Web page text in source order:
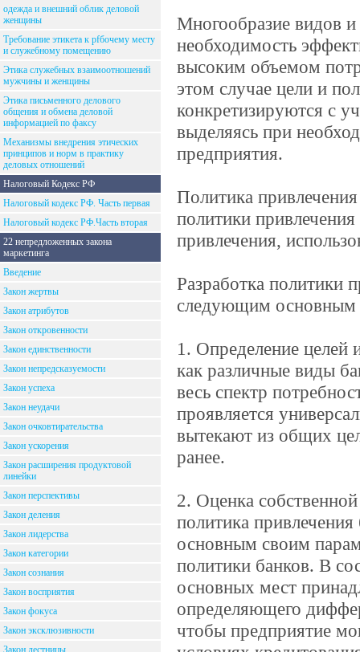
одежда и внешний облик деловой
женщины
Требование этикета к рfбочему месту
и служебному помещению
Этика служебных взаимоотношений
мужчины и женщины
Этика письменного делового
общения и обмена деловой
информацией по факсу
Механизмы внедрения этических
принципов и норм в практику
деловых отношений
Налоговый Кодекс РФ
Налоговый кодекс РФ. Часть первая
Налоговый кодекс РФ.Часть вторая
22 непредложенных закона
маркетинга
Введение
Закон жертвы
Закон атрибутов
Закон откровенности
Закон единственности
Закон непредсказуемости
Закон успеха
Закон неудачи
Закон очковтирательства
Закон ускорения
Закон расширения продуктовой
линейки
Закон перспективы
Закон деления
Закон лидерства
Закон категории
Закон сознания
Закон восприятия
Закон фокуса
Закон эксклюзивности
Закон лестницы
Многообразие видов и
необходимость
высоким объемом
этом случае цели и
конкретизируются с
выделяясь при
предприятия.
Политика
политики
привлечения,
Разработка политики
следующим основным
1. Определение целей
как различные виды
весь спектр
проявляется
вытекают из общих
ранее.
2. Оценка
политика
основным своим
политики банков. В
основных мест
определяющего
чтобы предприятие